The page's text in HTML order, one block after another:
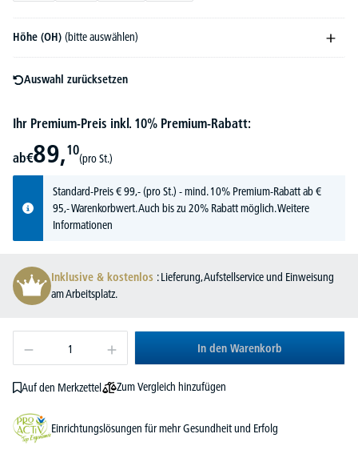
Höhe (OH) (bitte auswählen)
Auswahl zurücksetzen
Ihr Premium-Preis inkl. 10% Premium-Rabatt:
ab€89,10
(pro St.)
Standard-Preis€99,-(pro St.) - mind. 10% Premium-Rabatt ab €
95,- Warenkorbwert. Auch bis zu 20% Rabatt möglich.Weitere
Informationen
Inklusive & kostenlos : Lieferung, Aufstellservice und Einweisung
am Arbeitsplatz.
In den Warenkorb
Auf den Merkzettel Zum Vergleich hinzufügen
Einrichtungslösungen für mehr Gesundheit und Erfolg